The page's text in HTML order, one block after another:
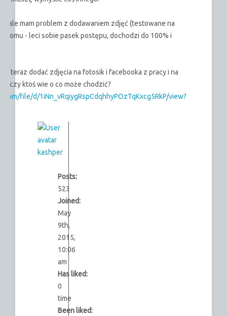
ale mam problem z dodawaniem zdjęć (testowane na
domu - leci sobie pasek postępu, dochodzi do 100% i
teraz dodać zdjęcia na fotosik i facebooka z pracy i na
- czy ktoś wie o co może chodzić?
file/d/1iNn_vRqiygRspCdqhhyPOzTqKxcg5RkP/view?
kashper
Posts:
523
Joined:
May
9th,
2015,
10:06
am
Has liked:
0
time
Been liked: